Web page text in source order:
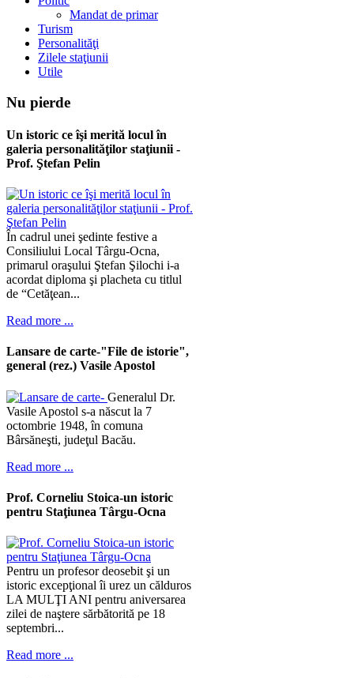
Mandat de primar
Turism
Personalităţi
Zilele staţiunii
Utile
Nu pierde
Un istoric ce îşi merită locul în
galeria personalităţilor staţiunii -
Prof. Ştefan Pelin
În cadrul unei şedinte festive a
Consiliului Local Târgu-Ocna,
primarul oraşului Ştefan Şilochi i-a
acordat diploma şi placheta cu titlul
de “Cetăţean...
Read more ...
Lansare de carte-"File de istorie",
general (rez.) Vasile Apostol
Generalul Dr.
Vasile Apostol s-a născut la 7
octombrie 1948, în comuna
Bârsăneşti, judeţul Bacău.
Read more ...
Prof. Corneliu Stoica-un istoric
pentru Staţiunea Târgu-Ocna
Pentru un profesor deosebit şi un
istoric excepţional îi urez un călduros
LA MULŢI ANI pentru aniversarea
zilei de naştere sărbătorită pe 18
septembri...
Read more ...